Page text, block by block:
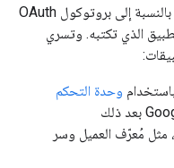
تمثل تفاصيل عملية التفويض أو "التدفق" بالنسبة إلى بروتوكول OAuth
الذي تكتبه. وتسري
وحدة التحكم
. توفر Google بعد ذلك
مثل مُعرّف العميل وسر